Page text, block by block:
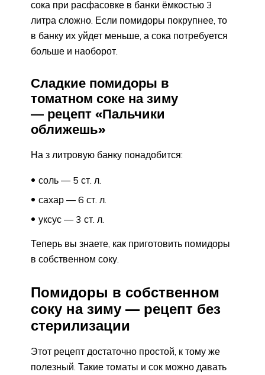
сока при расфасовке в банки ёмкостью 3
литра сложно. Если помидоры покрупнее, то
в банку их уйдет меньше, а сока потребуется
больше и наоборот.
Сладкие помидоры в
томатном соке на зиму
— рецепт «Пальчики
оближешь»
На з литровую банку понадобится:
соль — 5 ст. л.
сахар — 6 ст. л.
уксус — 3 ст. л.
Теперь вы знаете, как приготовить помидоры
в собственном соку.
Помидоры в собственном
соку на зиму — рецепт без
стерилизации
Этот рецепт достаточно простой, к тому же
полезный. Такие томаты и сок можно давать